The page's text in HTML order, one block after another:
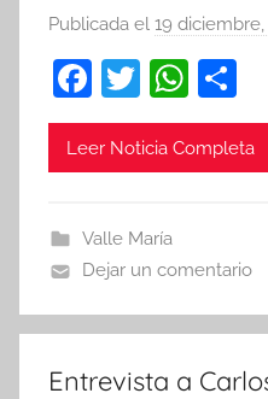
Publicada el 19 diciembre,
F
a
c
b
o
o
k
T
w
itt
W
h
at
p
p
o
m
tir
Leer Noticia Completa
Valle María
Dejar un comentario
Entrevista a